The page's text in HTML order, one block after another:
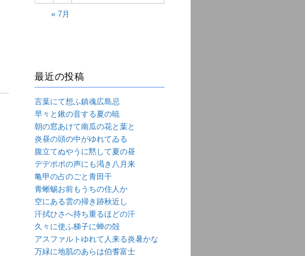
« 7月
最近の投稿
言葉にて想ふ鎮魂広島忌
早々と鍬の音する夏の暁
朝の窓あけて南瓜の花と葉と
炎昼の頭の中がゆれてゐる
腹立てぬやうに黙して夏の昼
デデポポの声にも渇き八月来
亀甲の占のごと青田干
青蜥蜴お前もうちの住人か
空にある雲の掃き跡秋近し
汗拭ひさへ持ち重るほどの汗
久々に使ふ梯子に蝉の殻
アスファルトゆれて人来る炎暑かな
万緑に地肌のあらは伯耆富士